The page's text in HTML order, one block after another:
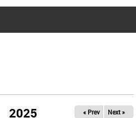
2025 « Prev Next »